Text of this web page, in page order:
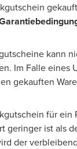
kann
Im Falle eines
gekauften
für ein
geringer ist als
der